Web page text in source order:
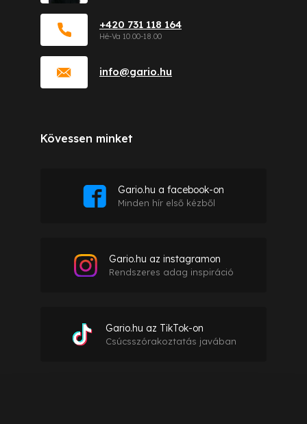
info@gario.hu
+420 731 118 164
Kövessen minket
Gario.hu a facebook-on
Minden hír első kézből
Gario.hu az instagramon
Rendszeres adag inspiráció
Gario.hu az TikTok-on
Csúcsszórakoztatás javában